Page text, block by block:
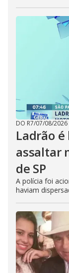
DO R7/07/08/2026
Ladrão
assaltar
de SP
A polícia foi
haviam